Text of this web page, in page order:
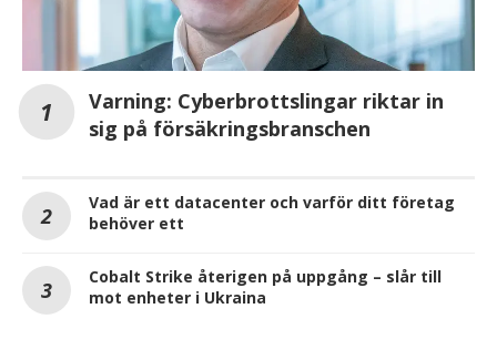
Varning: Cyberbrottslingar riktar in
sig på försäkringsbranschen
Vad är ett datacenter och varför ditt företag
behöver ett
Cobalt Strike återigen på uppgång – slår till
mot enheter i Ukraina